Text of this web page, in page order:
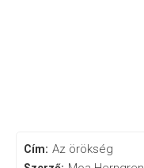
Cím: Az örökség